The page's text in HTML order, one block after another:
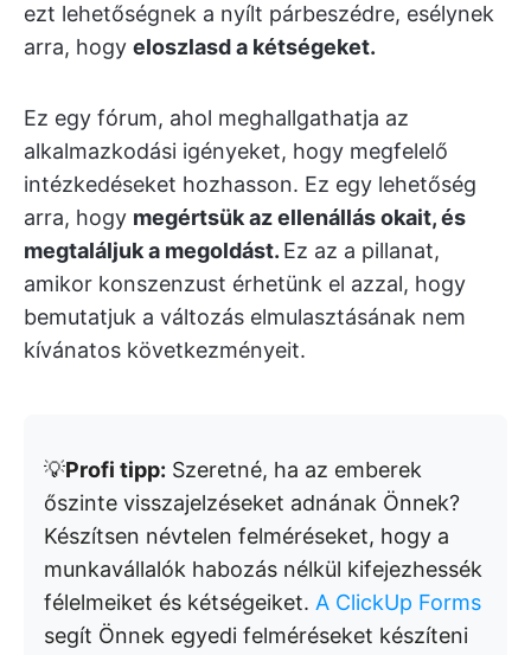
ezt lehetőségnek a nyílt párbeszédre, esélynek
arra, hogy eloszlasd a kétségeket.
Ez egy fórum, ahol meghallgathatja az
alkalmazkodási igényeket, hogy megfelelő
intézkedéseket hozhasson. Ez egy lehetőség
arra, hogy megértsük az ellenállás okait, és
megtaláljuk a megoldást. Ez az a pillanat,
amikor konszenzust érhetünk el azzal, hogy
bemutatjuk a változás elmulasztásának nem
kívánatos következményeit.
💡Profi tipp: Szeretné, ha az emberek
őszinte visszajelzéseket adnának Önnek?
Készítsen névtelen felméréseket, hogy a
munkavállalók habozás nélkül kifejezhessék
félelmeiket és kétségeiket. A ClickUp Forms
segít Önnek egyedi felméréseket készíteni